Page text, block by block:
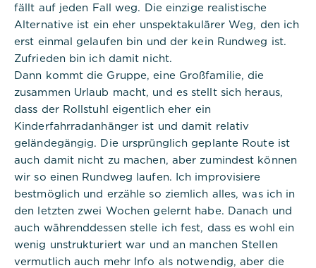
fällt auf jeden Fall weg. Die einzige realistische
Alternative ist ein eher unspektakulärer Weg, den ich
erst einmal gelaufen bin und der kein Rundweg ist.
Zufrieden bin ich damit nicht.
Dann kommt die Gruppe, eine Großfamilie, die
zusammen Urlaub macht, und es stellt sich heraus,
dass der Rollstuhl eigentlich eher ein
Kinderfahrradanhänger ist und damit relativ
geländegängig. Die ursprünglich geplante Route ist
auch damit nicht zu machen, aber zumindest können
wir so einen Rundweg laufen. Ich improvisiere
bestmöglich und erzähle so ziemlich alles, was ich in
den letzten zwei Wochen gelernt habe. Danach und
auch währenddessen stelle ich fest, dass es wohl ein
wenig unstrukturiert war und an manchen Stellen
vermutlich auch mehr Info als notwendig, aber die
Beschreibung:
Dieses Cookie ist nativ für PHP-
Anwendungen. Das Cookie wird
verwendet, um die eindeutige
Sitzungs-ID eines Benutzers zu
speichern und zu identifizieren, um
die Benutzersitzung auf der
Website zu verwalten. Das Cookie
ist ein Session-Cookie und wird
gelöscht, wenn alle Browserfenster
geschlossen sind.
Titel:
dpconsentmanagement